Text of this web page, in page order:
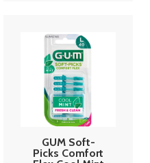
GUM Soft-
Picks Comfort